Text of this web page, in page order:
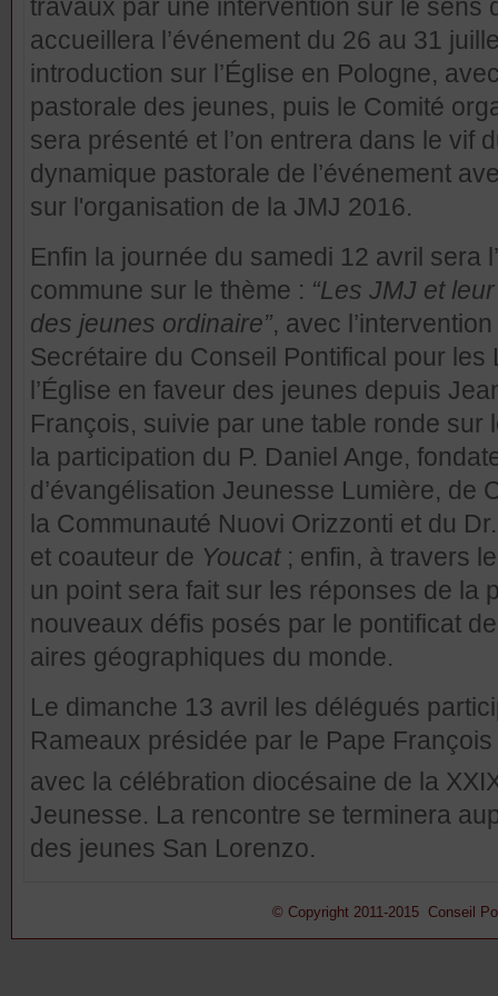
travaux par une intervention sur le sens
accueillera l’événement du 26 au 31
introduction sur l’Église en Pologne,
pastorale des jeunes, puis le Comité
sera présenté et l’on entrera dans le vif
dynamique pastorale de l’événement
sur l'organisation de la JMJ 2016.
Enfin la journée du samedi 12 avril sera
commune sur le thème : “Les JMJ et
des jeunes ordinaire”, avec
Secrétaire du Conseil Pontifical pour les
l’Église en faveur des jeunes depuis
François, suivie par une table ronde sur
la participation du P. Daniel Ange,
d’évangélisation Jeunesse Lumière, de
la Communauté Nuovi Orizzonti et du
et coauteur de Youcat ; enfin, à travers
un point sera fait sur les réponses de la
nouveaux défis posés par le pontificat
aires géographiques du monde.
Le dimanche 13 avril les délégués
Rameaux présidée par le Pape
avec la célébration diocésaine de la
Jeunesse. La rencontre se terminera
des jeunes San Lorenzo.
© Copyright 2011-2015 Conseil